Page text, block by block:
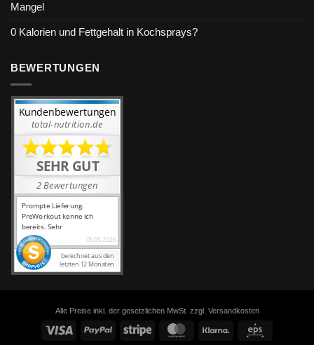
Mangel
0 Kalorien und Fettgehalt in Kochsprays?
BEWERTUNGEN
Alle Preise inkl. der gesetzlichen MwSt. zzgl. Versandkosten
Visa PayPal Stripe MasterCard Klarna